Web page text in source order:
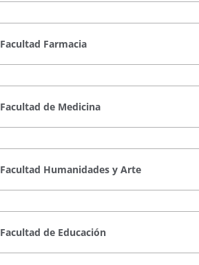
Facultad Farmacia
Facultad de Medicina
Facultad Humanidades y Arte
Facultad de Educación